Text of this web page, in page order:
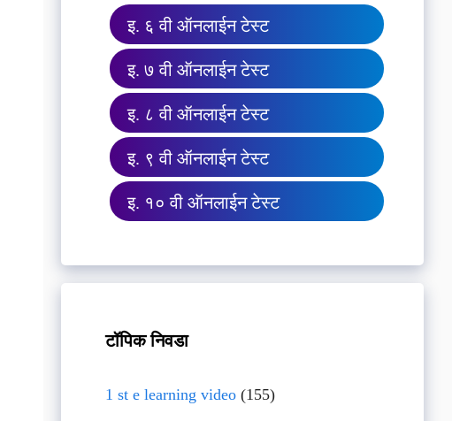
इ. ६ वी ऑनलाईन टेस्ट
इ. ७ वी ऑनलाईन टेस्ट
इ. ८ वी ऑनलाईन टेस्ट
इ. ९ वी ऑनलाईन टेस्ट
इ. १० वी ऑनलाईन टेस्ट
टॉपिक निवडा
1 st e learning video (155)